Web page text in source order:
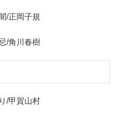
/正岡子規
/角川春樹
/甲賀山村